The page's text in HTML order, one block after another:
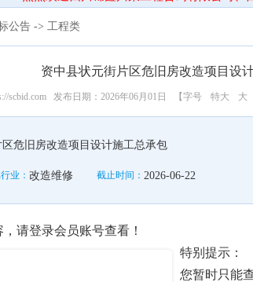
公告 -> 工程类
资中县状元街片区危旧房改造项目设
scbid.com 发布日期：2026年06月01日 【字号 特大 大
危旧房改造项目设计施工总承包
业： 改造维修 截止时间： 2026-06-22
请登录会员账号查看！
特别提示：
您暂时只能